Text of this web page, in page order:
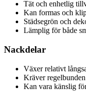
Tät och enhetlig
Kan formas och
Städsegrön och
Lämplig för både
Nackdelar
Växer relativt
Kräver
Kan vara känslig